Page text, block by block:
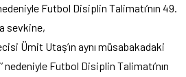
Futbol Disiplin Talimatı’nın 49.
sevkine,
Ümit Utaş’ın aynı müsabakadaki
nedeniyle Futbol Disiplin Talimatı’nın